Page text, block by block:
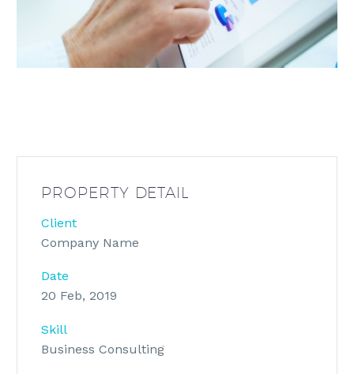
PROPERTY DETAIL
Client
Company Name
Date
20 Feb, 2019
Skill
Business Consulting